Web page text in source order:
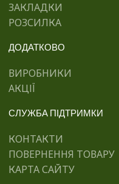
ЗАКЛАДКИ
РОЗСИЛКА
ДОДАТКОВО
ВИРОБНИКИ
АКЦІЇ
СЛУЖБА ПІДТРИМКИ
КОНТАКТИ
ПОВЕРНЕННЯ ТОВАРУ
КАРТА САЙТУ